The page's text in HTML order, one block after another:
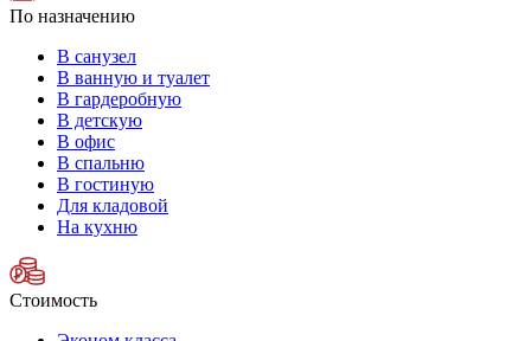
По назначению
В санузел
В ванную и туалет
В гардеробную
В детскую
В офис
В спальню
В гостиную
Для кладовой
На кухню
Стоимость